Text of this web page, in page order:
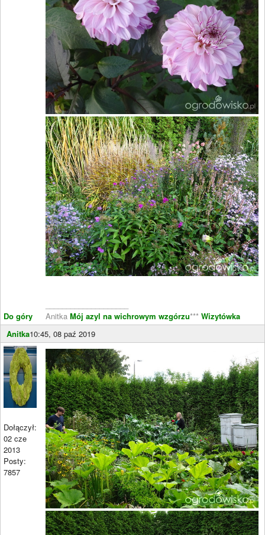
Do góry
Anitka Mój azyl na wichrowym wzgórzu*** Wizytówka
Anitka10:45, 08 paź 2019
Dołączył:
02 cze
2013
Posty:
7857